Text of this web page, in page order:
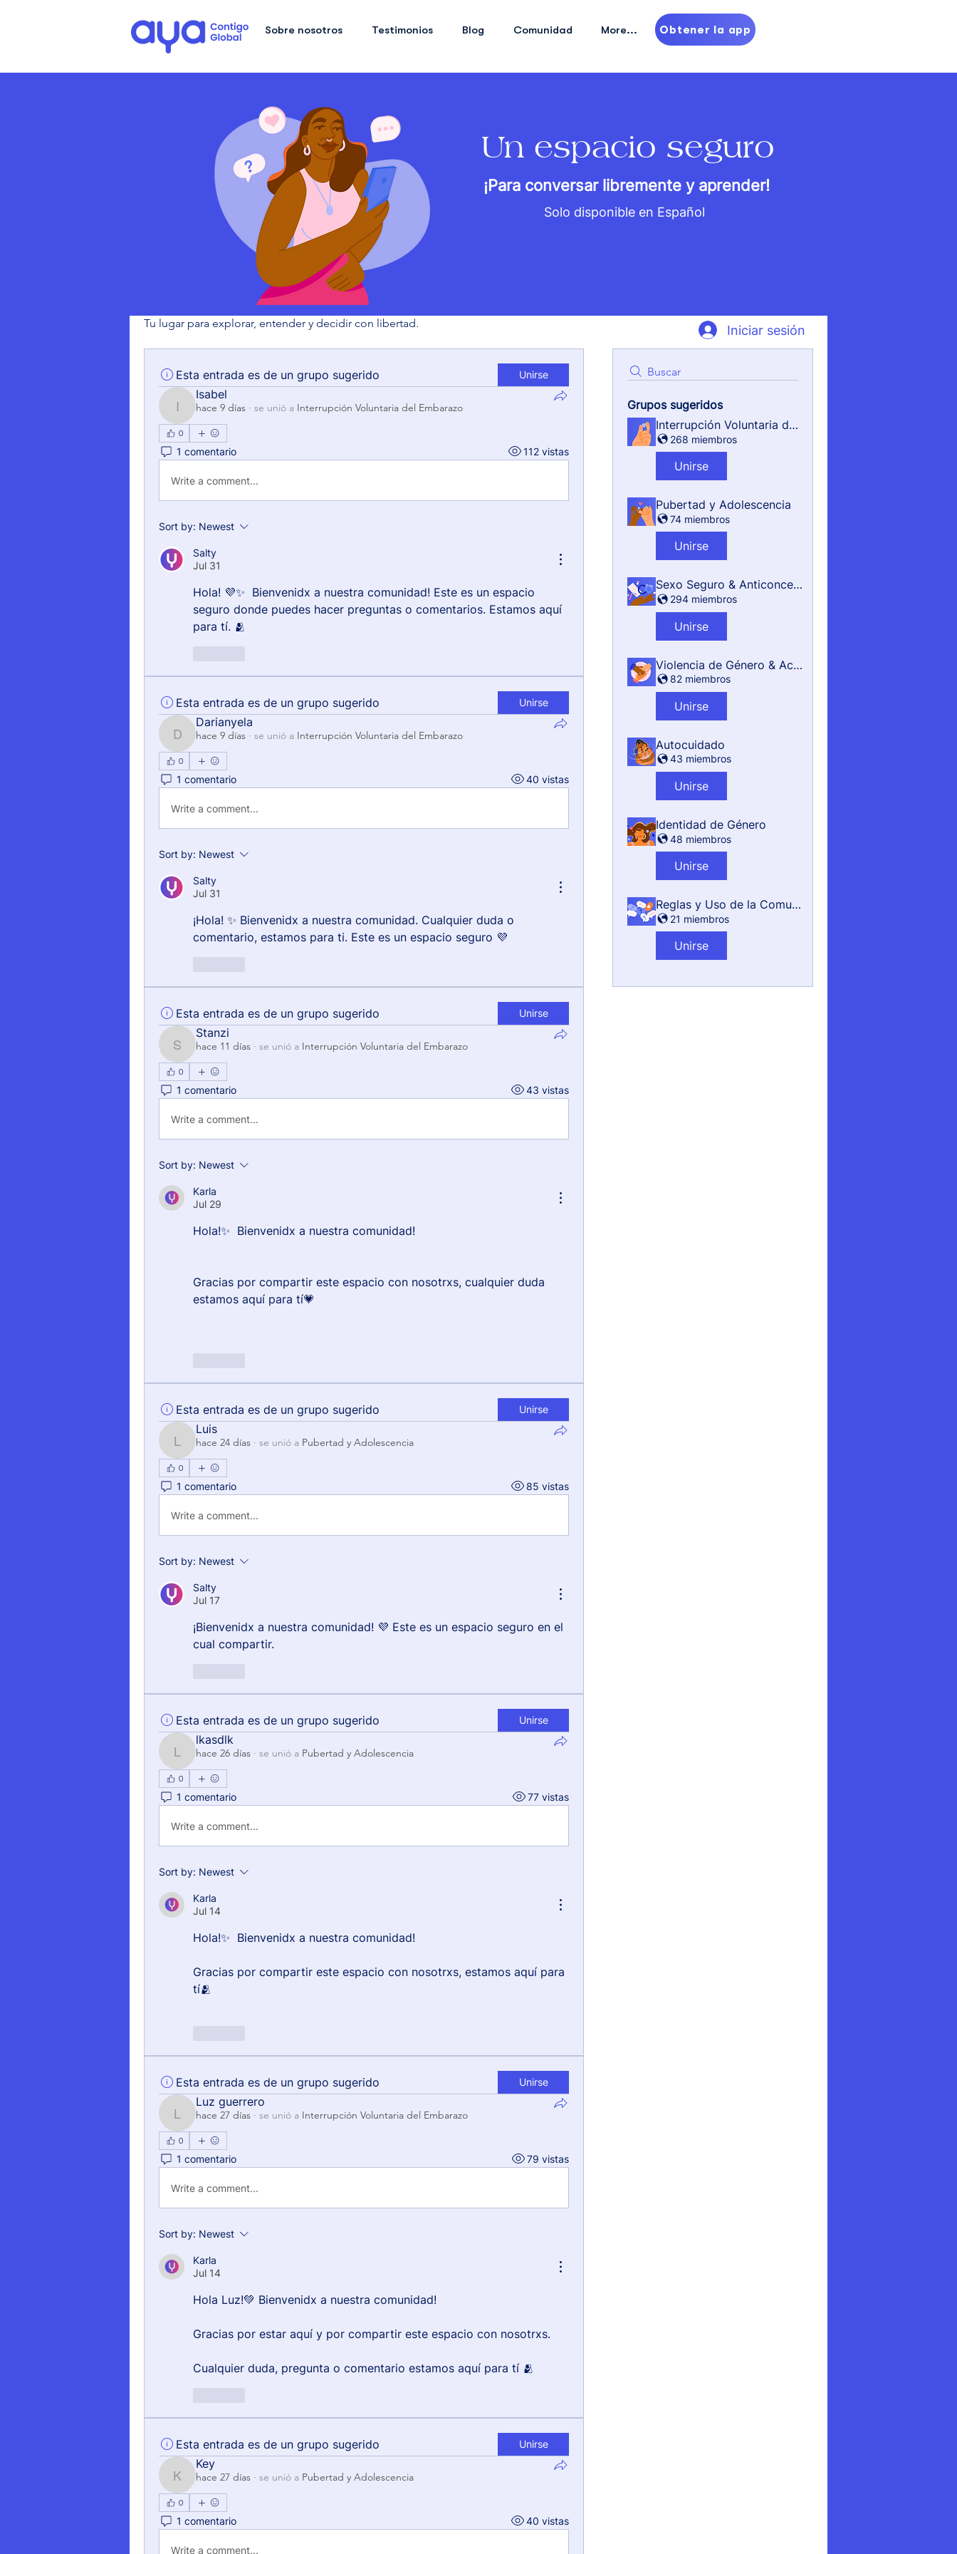
Sobre nosotros Testimonios Blog Comunidad More... Obtener la app
Solo disponible en Español
Un espacio seguro
¡Para conversar libremente y aprender!
Tu lugar para explorar, entender y decidir con libertad.
Buscar
Grupos sugeridos
Interrupción Voluntaria del Embarazo
268 miembros
Unirse
Pubertad y Adolescencia
74 miembros
Unirse
Sexo Seguro & Anticonceptivos
294 miembros
Unirse
Violencia de Género & Acoso
82 miembros
Unirse
Autocuidado
43 miembros
Unirse
Identidad de Género
48 miembros
Unirse
Reglas y Uso de la Comunidad
21 miembros
Unirse
Esta entrada es de un grupo sugerido Unirse
Isabel
Isabel
hace 9 días · se unió a Interrupción Voluntaria del Embarazo
0
1 comentario 112 vistas
Write a comment...
Sort by: Newest
Salty
Jul 31
Hola! 💜✨  Bienvenidx a nuestra comunidad! Este es un espacio
seguro donde puedes hacer preguntas o comentarios. Estamos aquí
para tí. 🫂
Esta entrada es de un grupo sugerido Unirse
Darianyela
Darianyela
hace 9 días · se unió a Interrupción Voluntaria del Embarazo
0
1 comentario 40 vistas
Write a comment...
Sort by: Newest
Salty
Jul 31
¡Hola! ✨ Bienvenidx a nuestra comunidad. Cualquier duda o
comentario, estamos para ti. Este es un espacio seguro 💜
Esta entrada es de un grupo sugerido Unirse
Stanzi
Stanzi
hace 11 días · se unió a Interrupción Voluntaria del Embarazo
0
1 comentario 43 vistas
Write a comment...
Sort by: Newest
Karla
Jul 29
Hola!✨  Bienvenidx a nuestra comunidad!
Gracias por compartir este espacio con nosotrxs, cualquier duda
estamos aquí para tí💗
Esta entrada es de un grupo sugerido Unirse
Luis
Luis
hace 24 días · se unió a Pubertad y Adolescencia
0
1 comentario 85 vistas
Write a comment...
Sort by: Newest
Salty
Jul 17
¡Bienvenidx a nuestra comunidad! 💜 Este es un espacio seguro en el
cual compartir.
Esta entrada es de un grupo sugerido Unirse
lkasdlk
lkasdlk
hace 26 días · se unió a Pubertad y Adolescencia
0
1 comentario 77 vistas
Write a comment...
Sort by: Newest
Karla
Jul 14
Hola!✨  Bienvenidx a nuestra comunidad!
Gracias por compartir este espacio con nosotrxs, estamos aquí para
tí🫂
Esta entrada es de un grupo sugerido Unirse
Luz guerrero
Luz guerrero
hace 27 días · se unió a Interrupción Voluntaria del Embarazo
0
1 comentario 79 vistas
Write a comment...
Sort by: Newest
Karla
Jul 14
Hola Luz!💚 Bienvenidx a nuestra comunidad!
Gracias por estar aquí y por compartir este espacio con nosotrxs.
Cualquier duda, pregunta o comentario estamos aquí para tí 🫂
Esta entrada es de un grupo sugerido Unirse
Key
Key
hace 27 días · se unió a Pubertad y Adolescencia
0
1 comentario 40 vistas
Write a comment...
Iniciar sesión